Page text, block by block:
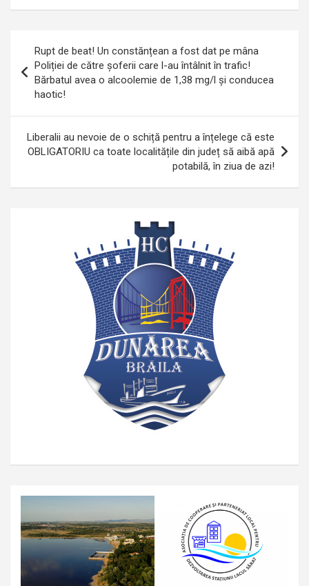
articole
Rupt de beat! Un constănțean a fost dat pe mâna
Poliției de către șoferii care l-au întâlnit în trafic!
Bărbatul avea o alcoolemie de 1,38 mg/l și conducea
haotic!
Liberalii au nevoie de o schiță pentru a înțelege că este
OBLIGATORIU ca toate localitățile din județ să aibă apă
potabilă, în ziua de azi!